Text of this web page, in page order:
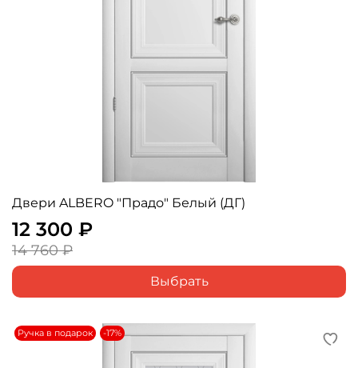
Двери ALBERO "Прадо" Белый (ДГ)
12 300 ₽
14 760 ₽
Выбрать
Ручка в подарок -17%